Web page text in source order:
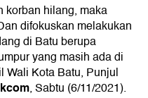
korban hilang, maka
difokuskan melakukan
di Batu berupa
yang masih ada di
Wali Kota Batu, Punjul
, Sabtu (6/11/2021).